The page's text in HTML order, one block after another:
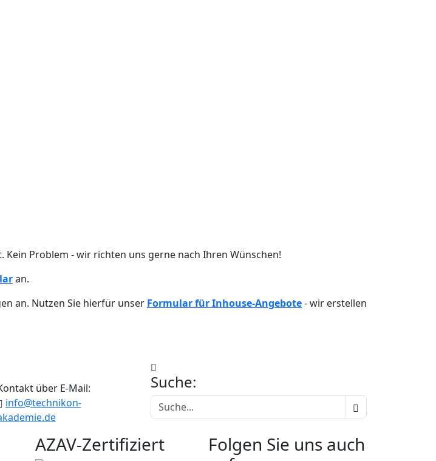
Problem - wir richten uns gerne nach Ihren Wünschen!
an.
an. Nutzen Sie hierfür unser Formular für Inhouse-Angebote- wir erstellen
über E-Mail:
info@technikon-
Suche:
AZAV-Zertifiziert
Folgen Sie uns auch